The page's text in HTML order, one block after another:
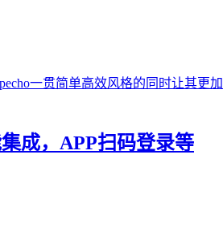
一贯简单高效风格的同时让其
成，APP扫码登录等